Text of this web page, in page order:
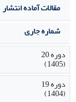
مقالات آماده انتشار
شماره جاری
دوره 20
(1405)
دوره 19
(1404)